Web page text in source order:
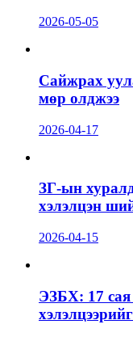
2026-05-05
Сайжрах
мөр олджээ
2026-04-17
ЗГ-ын
хэлэлцэн
2026-04-15
ЭЗБХ: 17 сая